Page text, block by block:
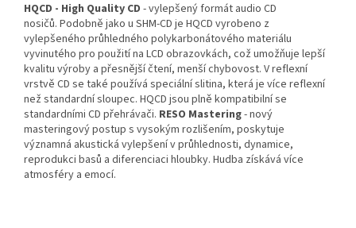
HQCD - High Quality CD - vylepšený formát audio CD
nosičů. Podobně jako u SHM-CD je HQCD vyrobeno z
vylepšeného průhledného polykarbonátového materiálu
vyvinutého pro použití na LCD obrazovkách, což umožňuje lepší
kvalitu výroby a přesnější čtení, menší chybovost. V reflexní
vrstvě CD se také používá speciální slitina, která je více reflexní
než standardní sloupec. HQCD jsou plně kompatibilní se
standardními CD přehrávači. RESO Mastering- nový
masteringový postup s vysokým rozlišením, poskytuje
významná akustická vylepšení v průhlednosti, dynamice,
reprodukci basů a diferenciaci hloubky. Hudba získává více
atmosféry a emocí.